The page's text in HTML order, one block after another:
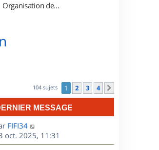
Organisation de sorties en région Languedoc Roussillon
104 sujets 1 2 3 4
MESSAGE
FIFI34
oct. 2025, 11:31